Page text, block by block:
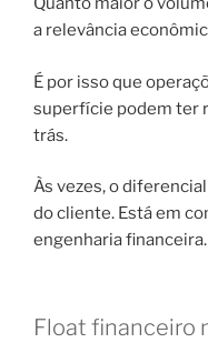
a relevância
É por isso que
superfície podem ter
trás.
Às vezes, o
do cliente. Está em
engenharia financeira.
Float financeiro